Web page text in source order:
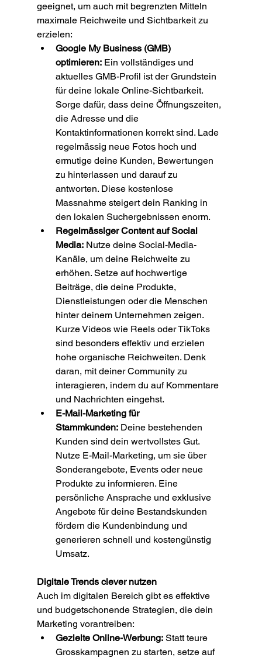
geeignet, um auch mit begrenzten Mitteln
maximale Reichweite und Sichtbarkeit zu
erzielen:
Google My Business (GMB)
optimieren: Ein vollständiges und
aktuelles GMB-Profil ist der Grundstein
für deine lokale Online-Sichtbarkeit.
Sorge dafür, dass deine Öffnungszeiten,
die Adresse und die
Kontaktinformationen korrekt sind. Lade
regelmässig neue Fotos hoch und
ermutige deine Kunden, Bewertungen
zu hinterlassen und darauf zu
antworten. Diese kostenlose
Massnahme steigert dein Ranking in
den lokalen Suchergebnissen enorm.
Regelmässiger Content auf Social
Media: Nutze deine Social-Media-
Kanäle, um deine Reichweite zu
erhöhen. Setze auf hochwertige
Beiträge, die deine Produkte,
Dienstleistungen oder die Menschen
hinter deinem Unternehmen zeigen.
Kurze Videos wie Reels oder TikToks
sind besonders effektiv und erzielen
hohe organische Reichweiten. Denk
daran, mit deiner Community zu
interagieren, indem du auf Kommentare
und Nachrichten eingehst.
E-Mail-Marketing für
Stammkunden: Deine bestehenden
Kunden sind dein wertvollstes Gut.
Nutze E-Mail-Marketing, um sie über
Sonderangebote, Events oder neue
Produkte zu informieren. Eine
persönliche Ansprache und exklusive
Angebote für deine Bestandskunden
fördern die Kundenbindung und
generieren schnell und kostengünstig
Umsatz.
Digitale Trends clever nutzen
Auch im digitalen Bereich gibt es effektive
und budgetschonende Strategien, die dein
Marketing vorantreiben:
Gezielte Online-Werbung: Statt teure
Grosskampagnen zu starten, setze auf